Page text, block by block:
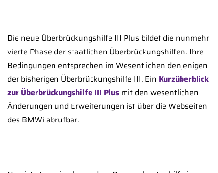
Die neue Überbrückungshilfe III Plus bildet die nunmehr
vierte Phase der staatlichen Überbrückungshilfen. Ihre
Bedingungen entsprechen im Wesentlichen denjenigen
der bisherigen Überbrückungshilfe III. Ein Kurzüberblick
zur Überbrückungshilfe III Plus mit den wesentlichen
Änderungen und Erweiterungen ist über die Webseiten
des BMWi abrufbar.